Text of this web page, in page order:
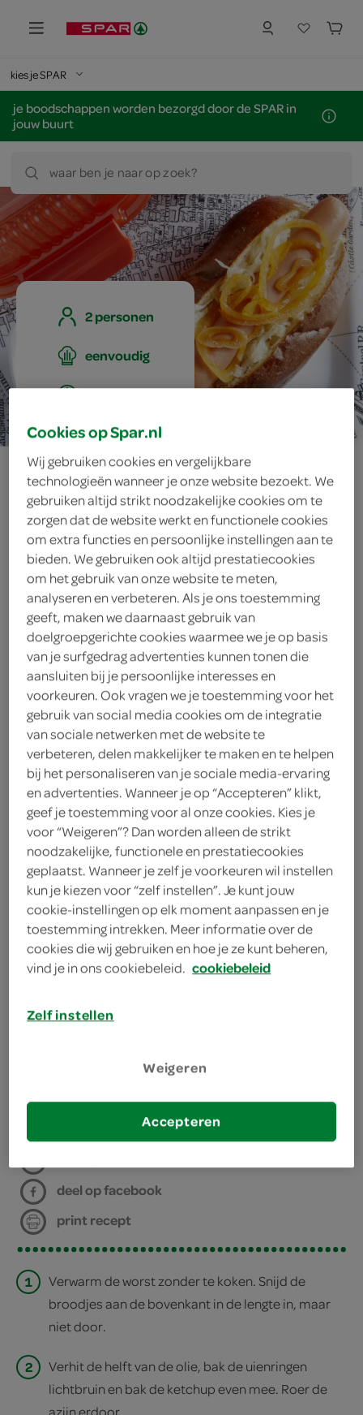
kies je SPAR
je boodschappen worden bezorgd door de SPAR in
jouw buurt
waar ben je naar op zoek?
2 personen
eenvoudig
20 min.
hotdog ny
ingrediënten
250 gram zuurkool
2 eetlepels water
2 eetlepels rodewijnazijn
2 eetlepels tomatenpuree
2 eetlepels tomatenketchup
1 ui
3 eetlepels zonnebloemolie
3 eetlepels arachideolie
2 bruine puntjes
blik hotdog
blik knakworstje
bereiden
deel op facebook
print recept
1
Verwarm de worst zonder te koken. Snijd de
broodjes aan de bovenkant in de lengte in, maar
niet door.
2
Verhit de helft van de olie, bak de uienringen
lichtbruin en bak de ketchup even mee. Roer de
Cookies op Spar.nl
Wij gebruiken cookies en vergelijkbare
technologieën wanneer je onze website bezoekt. We
gebruiken altijd strikt noodzakelijke cookies om te
zorgen dat de website werkt en functionele cookies
om extra functies en persoonlijke instellingen aan te
bieden. We gebruiken ook altijd prestatiecookies
om het gebruik van onze website te meten,
analyseren en verbeteren. Als je ons toestemming
geeft, maken we daarnaast gebruik van
doelgroepgerichte cookies waarmee we je op basis
van je surfgedrag advertenties kunnen tonen die
aansluiten bij je persoonlijke interesses en
voorkeuren. Ook vragen we je toestemming voor het
gebruik van social media cookies om de integratie
van sociale netwerken met de website te
verbeteren, delen makkelijker te maken en te helpen
bij het personaliseren van je sociale media-ervaring
en advertenties. Wanneer je op “Accepteren” klikt,
geef je toestemming voor al onze cookies. Kies je
voor “Weigeren”? Dan worden alleen de strikt
noodzakelijke, functionele en prestatiecookies
geplaatst. Wanneer je zelf je voorkeuren wil instellen
kun je kiezen voor “zelf instellen”. Je kunt jouw
cookie-instellingen op elk moment aanpassen en je
toestemming intrekken. Meer informatie over de
cookies die wij gebruiken en hoe je ze kunt beheren,
vind je in ons cookiebeleid. cookiebeleid
Zelf instellen
Weigeren
Accepteren